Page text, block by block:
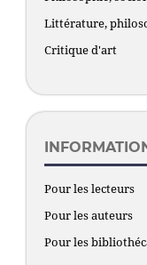
Littérature,
Critique d'art
Pour les lecteurs
Pour les auteurs
Pour les